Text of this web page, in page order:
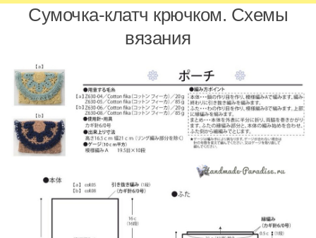
Сумочка-клатч крючком. Схемы
вязания